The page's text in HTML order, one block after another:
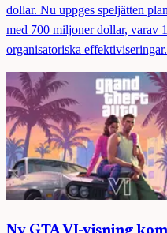
dollar. Nu uppges speljätten
med 700 miljoner dollar, varav
organisatoriska effektiviseringar.